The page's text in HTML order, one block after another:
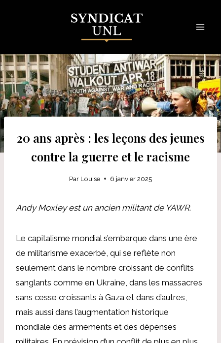
20 ans après : les leçons des jeunes
contre la guerre et le racisme
Par Louise 6 janvier 2025
Andy Moxley est un ancien militant de YAWR.
Le capitalisme mondial s’embarque dans une ère
de militarisme exacerbé, qui se reflète non
seulement dans le nombre croissant de conflits
sanglants comme en Ukraine, dans les massacres
sans cesse croissants à Gaza et dans d’autres,
mais aussi dans l’augmentation historique
mondiale des armements et des dépenses